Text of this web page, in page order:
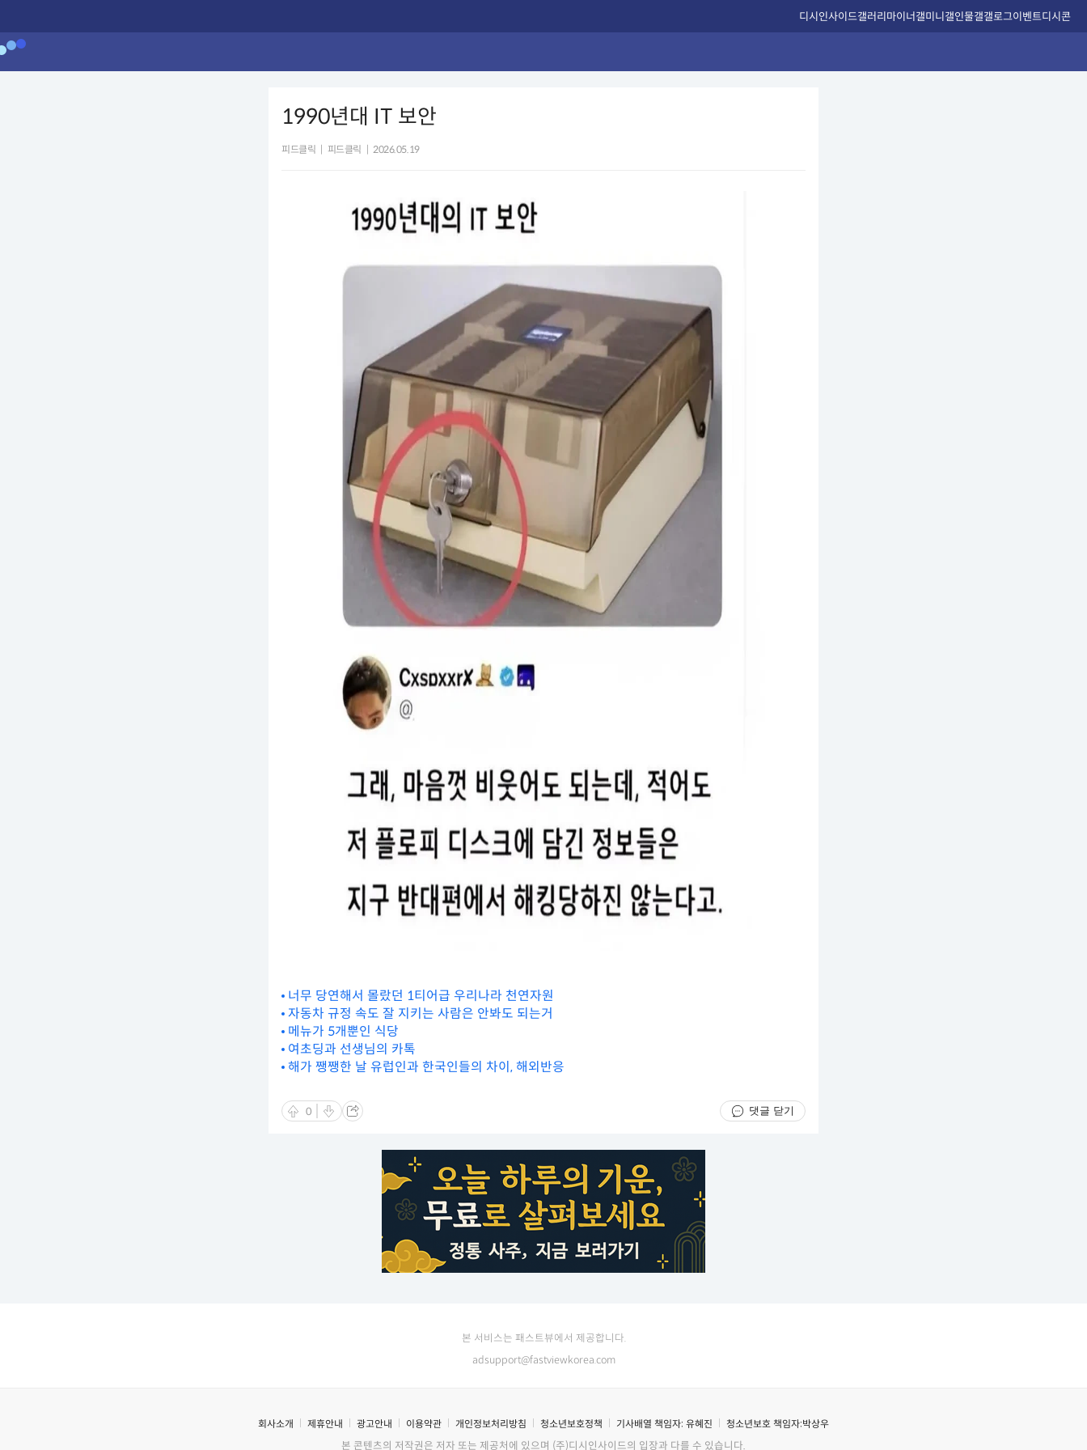
디시인사이드갤러리마이너갤미니갤인물갤갤로그이벤트디시콘
1990년대 IT 보안
피드클릭 피드클릭 2026.05.19
너무 당연해서 몰랐던 1티어급 우리나라 천연자원
자동차 규정 속도 잘 지키는 사람은 안봐도 되는거
메뉴가 5개뿐인 식당
여초딩과 선생님의 카톡
해가 쨍쨍한 날 유럽인과 한국인들의 차이, 해외반응
0 댓글 닫기
본 서비스는 패스트뷰에서 제공합니다.
adsupport@fastviewkorea.com
회사소개 제휴안내 광고안내 이용약관 개인정보처리방침 청소년보호정책 기사배열 책임자: 유혜진 청소년보호 책임자:박상우
본 콘텐츠의 저작권은 저자 또는 제공처에 있으며 (주)디시인사이드의 입장과 다를 수 있습니다.